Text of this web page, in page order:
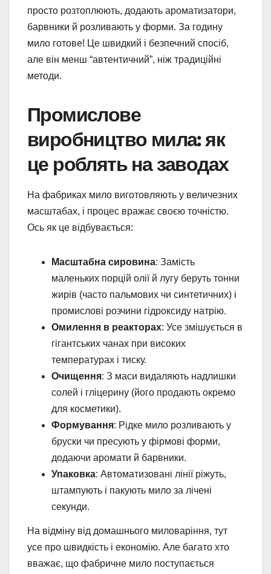
просто розтоплюють, додають ароматизатори,
барвники й розливають у форми. За годину
мило готове! Це швидкий і безпечний спосіб,
але він менш “автентичний”, ніж традиційні
методи.
Промислове
виробництво мила: як
це роблять на заводах
На фабриках мило виготовляють у величезних
масштабах, і процес вражає своєю точністю.
Ось як це відбувається:
Масштабна сировина: Замість
маленьких порцій олії й лугу беруть тонни
жирів (часто пальмових чи синтетичних) і
промислові розчини гідроксиду натрію.
Омилення в реакторах: Усе змішується в
гігантських чанах при високих
температурах і тиску.
Очищення: З маси видаляють надлишки
солей і гліцерину (його продають окремо
для косметики).
Формування: Рідке мило розливають у
бруски чи пресують у фірмові форми,
додаючи аромати й барвники.
Упаковка: Автоматизовані лінії ріжуть,
штампують і пакують мило за лічені
секунди.
На відміну від домашнього миловаріння, тут
усе про швидкість і економію. Але багато хто
вважає, що фабричне мило поступається